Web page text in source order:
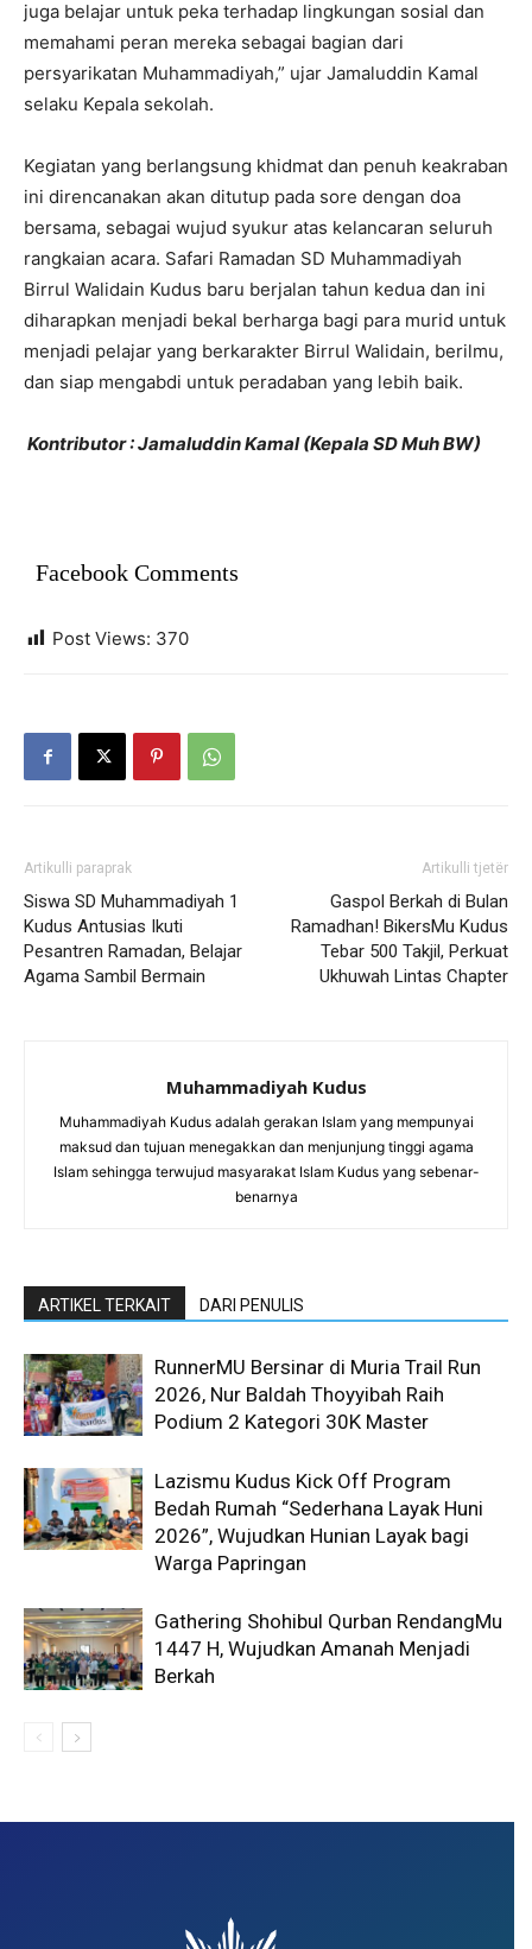
juga belajar untuk peka terhadap lingkungan sosial dan
memahami peran mereka sebagai bagian dari
persyarikatan Muhammadiyah,” ujar Jamaluddin Kamal
selaku Kepala sekolah.
Kegiatan yang berlangsung khidmat dan penuh keakraban
ini direncanakan akan ditutup pada sore dengan doa
bersama, sebagai wujud syukur atas kelancaran seluruh
rangkaian acara. Safari Ramadan SD Muhammadiyah
Birrul Walidain Kudus baru berjalan tahun kedua dan ini
diharapkan menjadi bekal berharga bagi para murid untuk
menjadi pelajar yang berkarakter Birrul Walidain, berilmu,
dan siap mengabdi untuk peradaban yang lebih baik.
Kontributor : Jamaluddin Kamal (Kepala SD Muh BW)
Facebook Comments
Post Views: 370
Artikulli paraprak
Siswa SD Muhammadiyah 1
Kudus Antusias Ikuti
Pesantren Ramadan, Belajar
Agama Sambil Bermain
Artikulli tjetër
Gaspol Berkah di Bulan
Ramadhan! BikersMu Kudus
Tebar 500 Takjil, Perkuat
Ukhuwah Lintas Chapter
Muhammadiyah Kudus
Muhammadiyah Kudus adalah gerakan Islam yang mempunyai
maksud dan tujuan menegakkan dan menjunjung tinggi agama
Islam sehingga terwujud masyarakat Islam Kudus yang sebenar-
benarnya
ARTIKEL TERKAIT DARI PENULIS
RunnerMU Bersinar di Muria Trail Run
2026, Nur Baldah Thoyyibah Raih
Podium 2 Kategori 30K Master
Lazismu Kudus Kick Off Program
Bedah Rumah “Sederhana Layak Huni
2026”, Wujudkan Hunian Layak bagi
Warga Papringan
Gathering Shohibul Qurban RendangMu
1447 H, Wujudkan Amanah Menjadi
Berkah